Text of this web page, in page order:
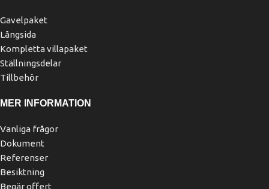
Gavelpaket
Långsida
Kompletta villapaket
Ställningsdelar
Tillbehör
MER INFORMATION
Vanliga frågor
Dokument
Referenser
Besiktning
Begär offert